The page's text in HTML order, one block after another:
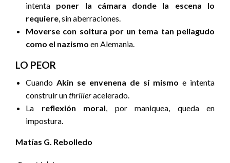
intenta poner la cámara donde la escena lo
requiere, sin aberraciones.
Moverse con soltura porun tema tan peliagudo
como el nazismo en Alemania.
LO PEOR
Cuando Akin se envenena de sí mismo e intenta
construir unthrilleracelerado.
La reflexión moral, por maniquea, queda en
impostura.
Matías G. Rebolledo